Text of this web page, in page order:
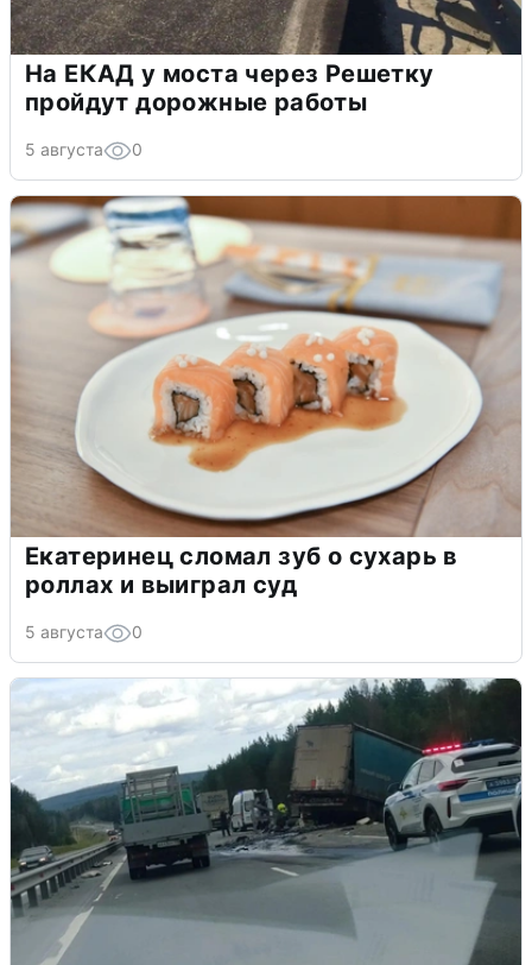
На ЕКАД у моста через Решетку
пройдут дорожные работы
5 августа 0
Екатеринец сломал зуб о сухарь в
роллах и выиграл суд
5 августа 0